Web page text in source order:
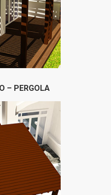
– PERGOLA